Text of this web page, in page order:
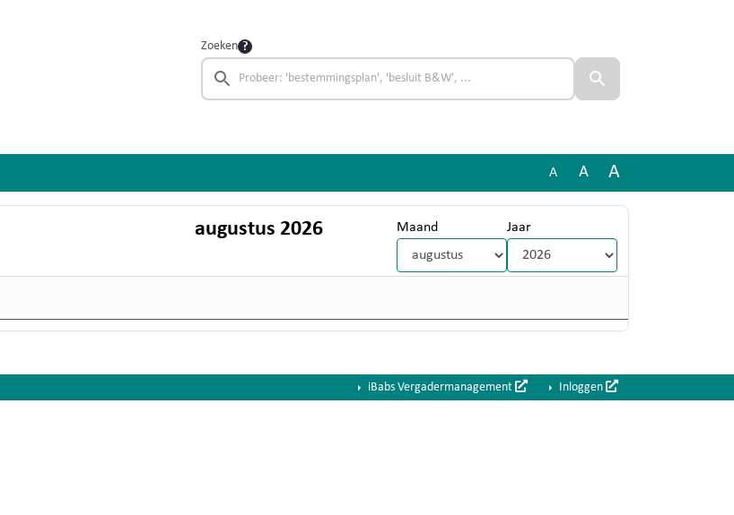
Zoeken
A A A
augustus 2026 Maand Jaar
iBabs Vergadermanagement Inloggen